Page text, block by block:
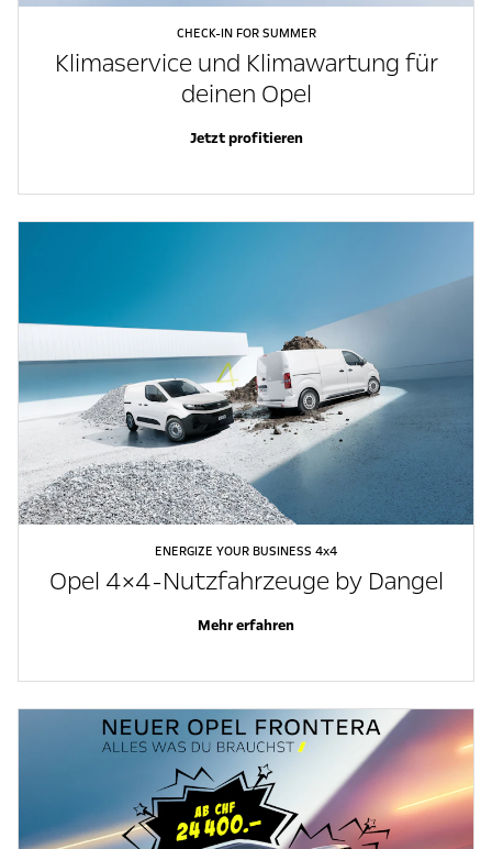
CHECK-IN FOR SUMMER
Klimaservice und Klimawartung für
deinen Opel
Jetzt profitieren
ENERGIZE YOUR BUSINESS 4x4
Opel 4×4-Nutzfahrzeuge by Dangel
Mehr erfahren